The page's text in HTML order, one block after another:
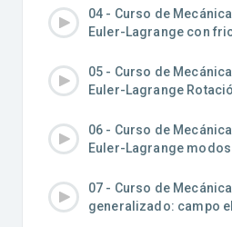
04 - Curso de
Euler-Lagrange con
05 - Curso de
Euler-Lagrange
06 - Curso de
Euler-Lagrange
07 - Curso de
generalizado: campo